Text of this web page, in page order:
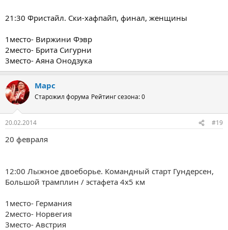
21:30 Фристайл. Ски-хафпайп, финал, женщины
1место- Виржини Фэвр
2место- Брита Сигурни
3место- Аяна Онодзука
Марс
Старожил форума Рейтинг сезона: 0
20.02.2014 #19
20 февраля
12:00 Лыжное двоеборье. Командный старт Гундерсен,
Большой трамплин / эстафета 4х5 км
1место- Германия
2место- Норвегия
3место- Австрия